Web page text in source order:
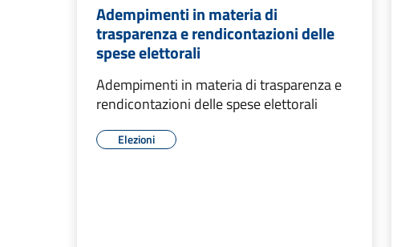
Adempimenti in materia di
trasparenza e rendicontazioni delle
spese elettorali
Adempimenti in materia di trasparenza e
rendicontazioni delle spese elettorali
Elezioni